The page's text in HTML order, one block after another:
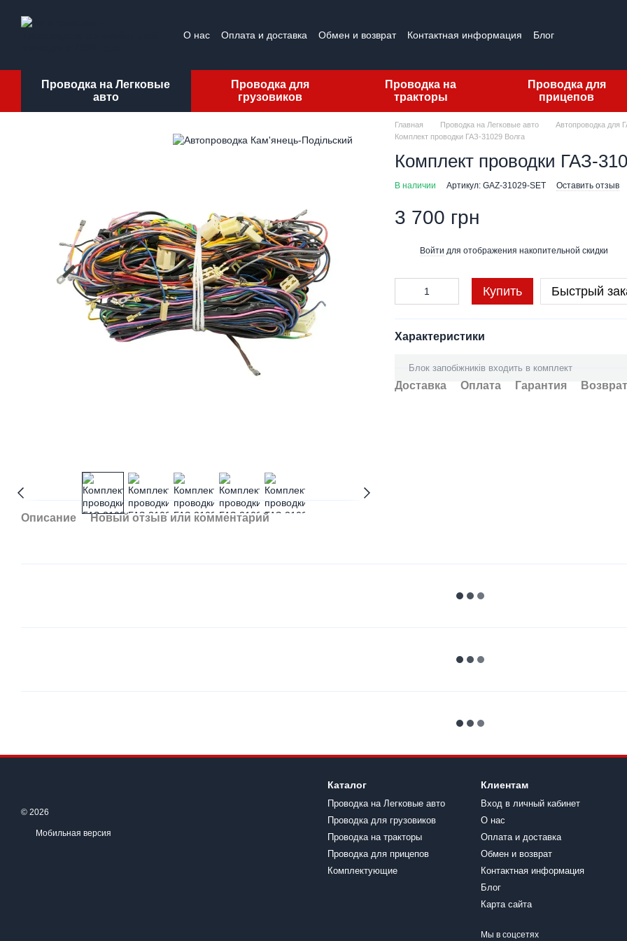
О нас Оплата и доставка Обмен и возврат Контактная информация Блог
Проводка на Легковые
авто
Проводка для
грузовиков
Проводка на
тракторы
Проводка для
прицепов
Описание Новый отзыв или комментарий
Главная Проводка на Легковые авто Автопроводка для
Комплект проводки ГАЗ-31029 Волга
Комплект проводки ГАЗ-
В наличии Артикул: GAZ-31029-SET Оставить отзыв
3 700 грн
Войти для отображения накопительной скидки
Купить Быстрый
Характеристики
Блок запобіжників входить в комплект
Доставка Оплата Гарантия Возврат
© 2026
Мобильная версия
Каталог
Проводка на Легковые авто
Проводка для грузовиков
Проводка на тракторы
Проводка для прицепов
Комплектующие
Клиентам
Вход в личный кабинет
О нас
Оплата и доставка
Обмен и возврат
Контактная информация
Блог
Карта сайта
Мы в соцсетях